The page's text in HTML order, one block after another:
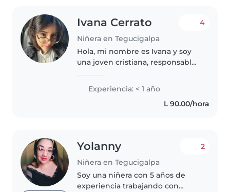
Ivana Cerrato
Niñera en Tegucigalpa
4
Hola, mi nombre es Ivana y soy
una joven cristiana, responsable,
Me encanta compartir tiempo
con niños, jugar con ellos,
ayudarles con sus tareas, y..
Experiencia: < 1 año
L 90.00/hora
Yolanny
Niñera en Tegucigalpa
2
Soy una niñera con 5 años de
experiencia trabajando con